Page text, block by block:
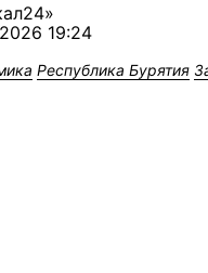
19:24
Республика Бурятия